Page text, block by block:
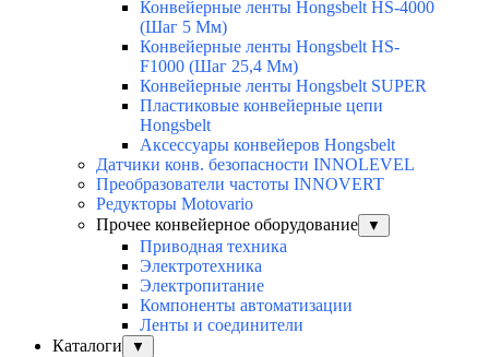
Конвейерные ленты Hongsbelt HS-4000
(Шаг 5 Мм)
Конвейерные ленты Hongsbelt HS-
F1000 (Шаг 25,4 Мм)
Конвейерные ленты Hongsbelt SUPER
Пластиковые конвейерные цепи
Hongsbelt
Аксессуары конвейеров Hongsbelt
Датчики конв. безопасности INNOLEVEL
Преобразователи частоты INNOVERT
Редукторы Motovario
Прочее конвейерное оборудование
▼
Приводная техника
Электротехника
Электропитание
Компоненты автоматизации
Ленты и соединители
Каталоги
▼